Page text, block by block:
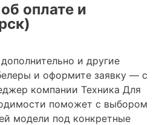
оплате и
и другие
и оформите заявку — с
компании Техника Для
поможет с выбором
модели под конкретные